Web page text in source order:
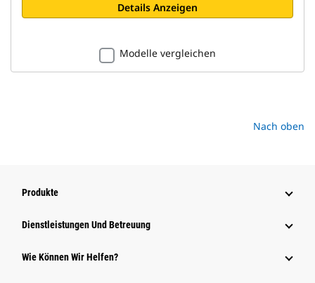
Details Anzeigen
Modelle vergleichen
Nach oben
Produkte
Dienstleistungen Und Betreuung
Wie Können Wir Helfen?